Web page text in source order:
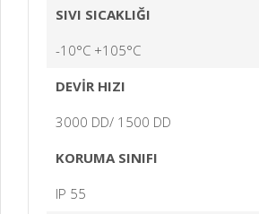
SIVI SICAKLIĞI
-10°C +105°C
DEVİR HIZI
3000 DD/ 1500 DD
KORUMA SINIFI
IP 55